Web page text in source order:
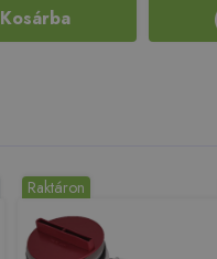
Kosárba
Raktáron